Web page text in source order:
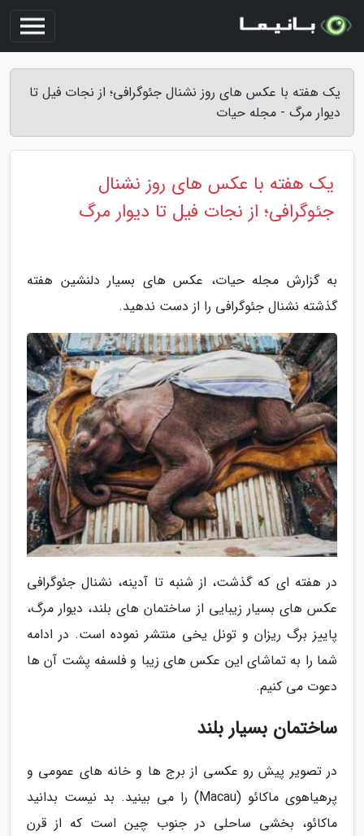
یک هفته با عکس های روز نشنال جئوگرافی؛ از نجات فیل تا
دیوار مرگ - مجله حیات
یک هفته با عکس های روز نشنال
جئوگرافی؛ از نجات فیل تا دیوار مرگ
به گزارش مجله حیات، عکس های بسیار دلنشین هفته
گذشته نشنال جئوگرافی را از دست ندهید.
در هفته ای که گذشت، از شنبه تا آدینه، نشنال جئوگرافی
عکس های بسیار زیبایی از ساختمان های بلند، دیوار مرگ،
پاییز برگ ریزان و تونل یخی منتشر نموده است. در ادامه
شما را به تماشای این عکس های زیبا و فلسفه پشت آن ها
دعوت می کنیم.
ساختمان بسیار بلند
در تصویر پیش رو عکسی از برج ها و خانه های عمومی و
پرهیاهوی ماکائو (Macau) را می بینید. بد نیست بدانید
ماکائو، بخشی ساحلی در جنوب چین است که از قرن